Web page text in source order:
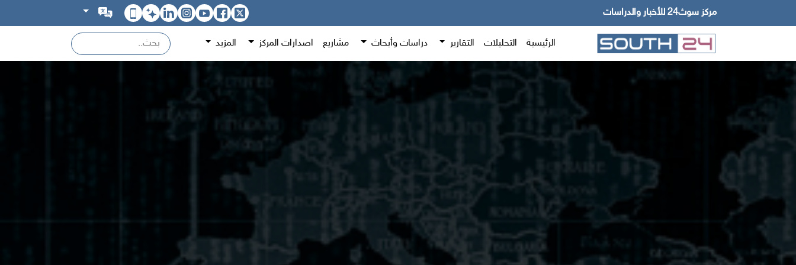
مركز سوث24 للأخبار والدراسات
الرئيسية التحليلات التقارير دراسات وأبحاث مشاريع اصدارات المركز المزيد